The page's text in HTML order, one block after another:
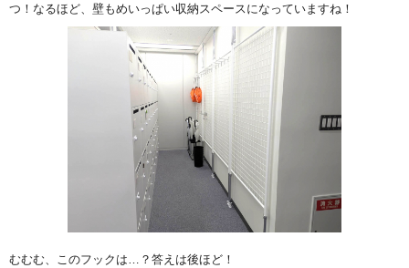
つ！なるほど、壁もめいっぱい収納スペースになっていますね！
むむむ、このフックは…？答えは後ほど！